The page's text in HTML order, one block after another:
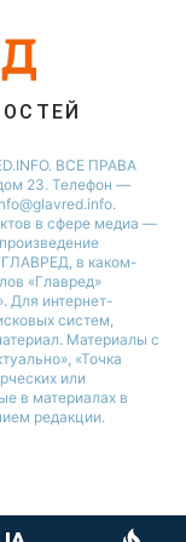
ВСЕ ПРАВА
23. Телефон —
в сфере медиа —
в каком-
«Главред»
Для интернет-
систем,
Материалы с
«Точка
или
в материалах в
редакции.